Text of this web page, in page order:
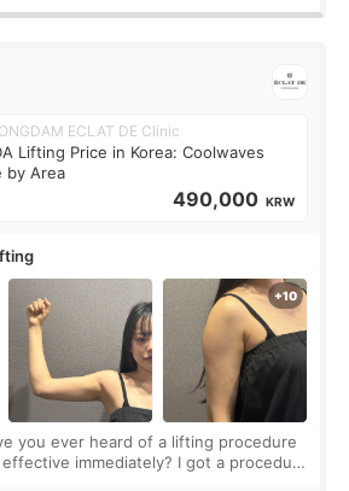
ECLAT DE Clinic
Lifting Price in Korea: Coolwaves
by Area
490,000 KRW
immediately? I got a procedure